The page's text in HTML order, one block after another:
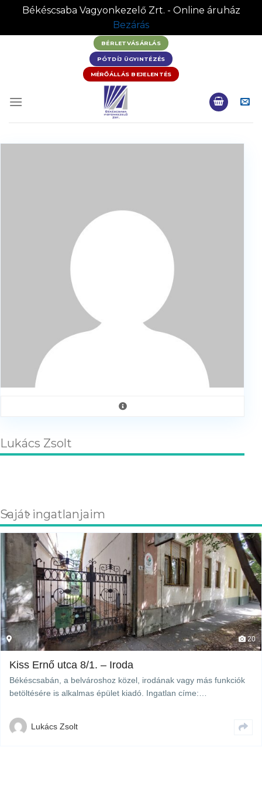
Békéscsaba Vagyonkezelő Zrt. - Online áruház
Bezárás
BÉRLETVÁSÁRLÁS
PÓTDÍJ ÜGYINTÉZÉS
MÉRŐÁLLÁS BEJELENTÉS
Lukács Zsolt
Saját ingatlanjaim
20
Kiss Ernő utca 8/1. – Iroda
Békéscsabán, a belvároshoz közel, irodának vagy más funkciók
betöltésére is alkalmas épület kiadó. Ingatlan címe:…
Lukács Zsolt